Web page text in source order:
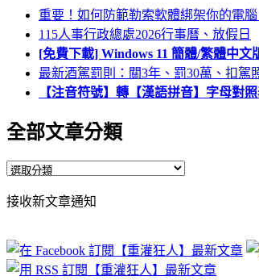
重要！如何防範勒索軟體綁架你的電
115人事行政總處2026行事曆、放假日
[免費下載] Windows 11 簡體/繁體中
最新酒駕罰則：關3年、罰30萬、扣駕
【注音符號】轉【漢語拼音】字母對
全部文章分類
全
文
分
類
接收新文章通知